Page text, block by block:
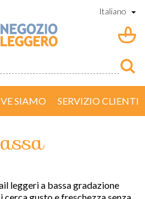
SIAMO SERVIZIO CLIENTI
leggeri a bassa gradazione
gusto e freschezza senza